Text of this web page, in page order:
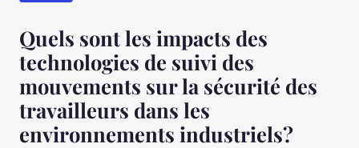
Quels sont les impacts des
technologies de suivi des
mouvements sur la sécurité des
travailleurs dans les
environnements industriels?